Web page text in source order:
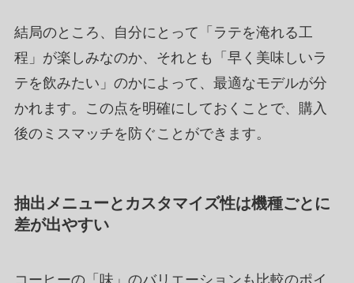
結局のところ、自分にとって「ラテを淹れる工
程」が楽しみなのか、それとも「早く美味しいラ
テを飲みたい」のかによって、最適なモデルが分
かれます。この点を明確にしておくことで、購入
後のミスマッチを防ぐことができます。
抽出メニューとカスタマイズ性は機種ごとに
差が出やすい
コーヒーの「味」のバリエーションも比較のポイ